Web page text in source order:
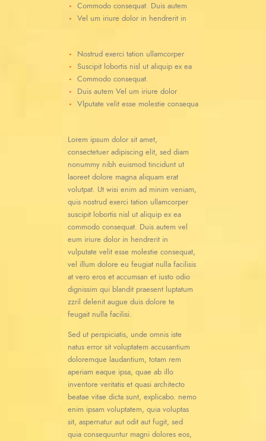
Commodo consequat. Duis autem
Vel um iriure dolor in hendrerit in
Nostrud exerci tation ullamcorper
Suscipit lobortis nisl ut aliquip ex ea
Commodo consequat.
Duis autem Vel um iriure dolor
Vlputate velit esse molestie consequa
Lorem ipsum dolor sit amet,
consectetuer adipiscing elit, sed diam
nonummy nibh euismod tincidunt ut
laoreet dolore magna aliquam erat
volutpat. Ut wisi enim ad minim veniam,
quis nostrud exerci tation ullamcorper
suscipit lobortis nisl ut aliquip ex ea
commodo consequat. Duis autem vel
eum iriure dolor in hendrerit in
vulputate velit esse molestie consequat,
vel illum dolore eu feugiat nulla facilisis
at vero eros et accumsan et iusto odio
dignissim qui blandit praesent luptatum
zzril delenit augue duis dolore te
feugait nulla facilisi.
Sed ut perspiciatis, unde omnis iste
natus error sit voluptatem accusantium
doloremque laudantium, totam rem
aperiam eaque ipsa, quae ab illo
inventore veritatis et quasi architecto
beatae vitae dicta sunt, explicabo. nemo
enim ipsam voluptatem, quia voluptas
sit, aspernatur aut odit aut fugit, sed
quia consequuntur magni dolores eos,